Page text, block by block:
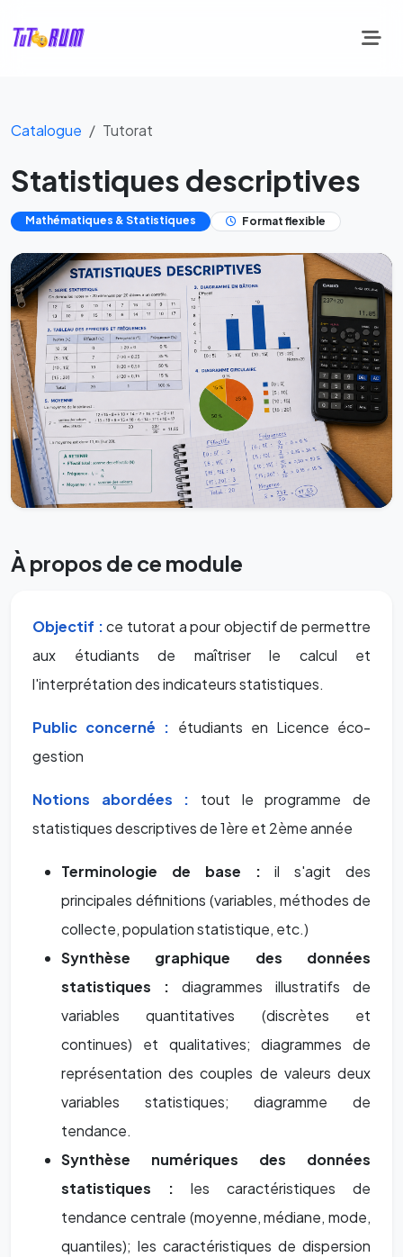
Catalogue Tutorat
Statistiques descriptives
Mathématiques & Statistiques Format flexible
À propos de ce module
Objectif : ce tutorat a pour objectif de permettre
aux étudiants de maîtriser le calcul et
l'interprétation des indicateurs statistiques.
Public concerné : étudiants en Licence éco-
gestion
Notions abordées :
tout le programme de
statistiques descriptives de 1ère et 2ème année
Terminologie de base :il s'agit des
principales définitions (variables, méthodes de
collecte, population statistique, etc.)
Synthèse graphique des données
statistiques : diagrammes illustratifs de
variables quantitatives (discrètes et
continues) et qualitatives; diagrammes de
représentation des couples de valeurs deux
variables statistiques; diagramme de
tendance.
Synthèse numériques des données
statistiques : les caractéristiques de
tendance centrale (moyenne, médiane, mode,
quantiles); les caractéristiques de dispersion